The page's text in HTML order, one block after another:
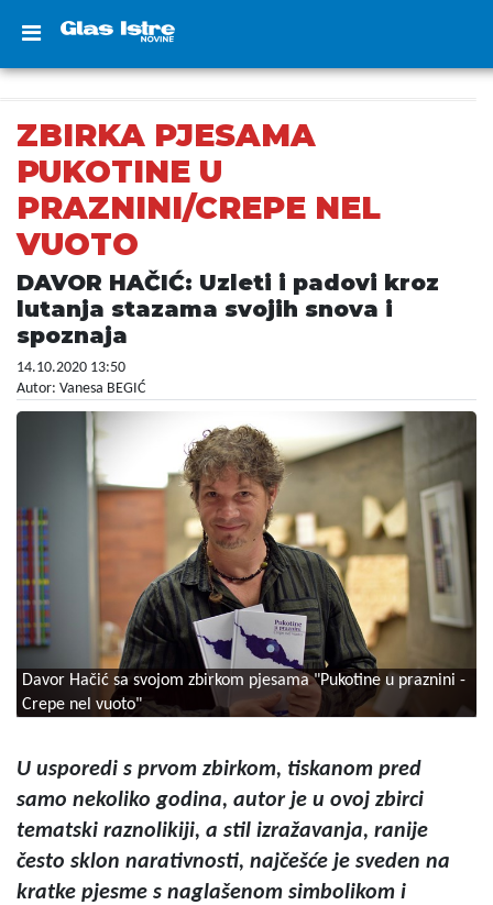
ZBIRKA PJESAMA
PUKOTINE U
PRAZNINI/CREPE NEL
VUOTO
DAVOR HAČIĆ: Uzleti i padovi kroz
lutanja stazama svojih snova i
spoznaja
14.10.2020 13:50
Autor: Vanesa BEGIĆ
Davor Hačić sa svojom zbirkom pjesama "Pukotine u praznini -
Crepe nel vuoto"
U usporedi s prvom zbirkom, tiskanom pred
samo nekoliko godina, autor je u ovoj zbirci
tematski raznolikiji, a stil izražavanja, ranije
često sklon narativnosti, najčešće je sveden na
kratke pjesme s naglašenom simbolikom i